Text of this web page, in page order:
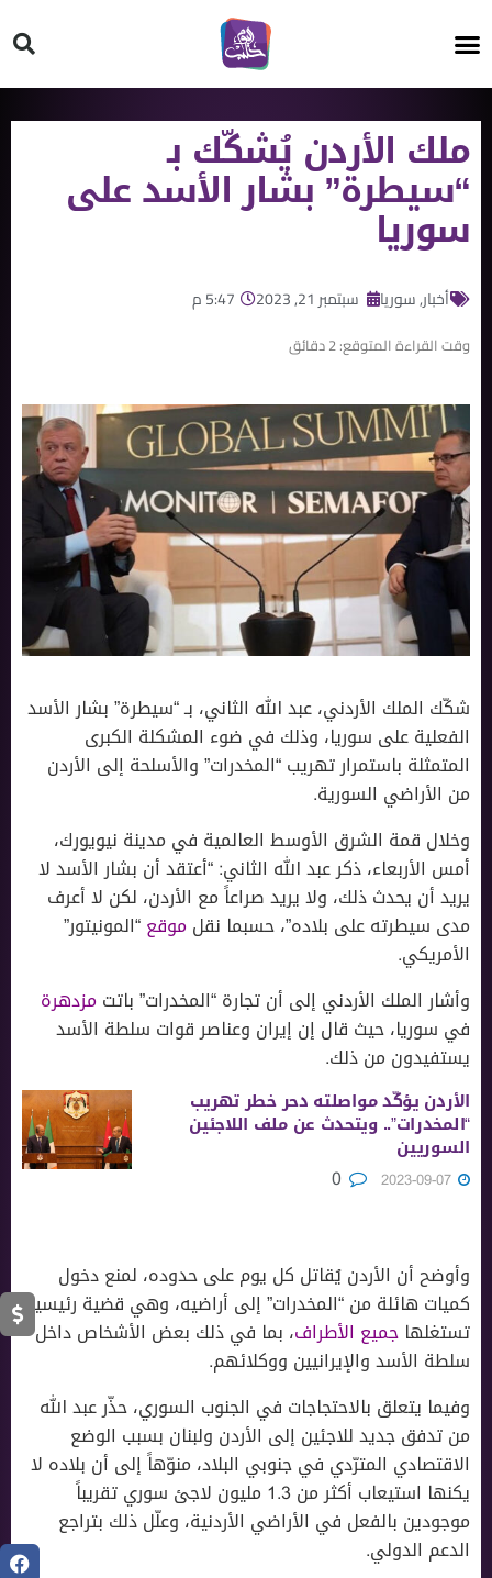
ملك الأردن يُشكّك بـ
“سيطرة” بشار الأسد على
سوريا
أخبار,سوريا سبتمبر 21, 2023 5:47 م
وقت القراءة المتوقع:2دقائق
شكّك الملك الأردني، عبد الله الثاني، بـ “سيطرة” بشار الأسد
الفعلية على سوريا، وذلك في ضوء المشكلة الكبرى
المتمثلة باستمرار تهريب “المخدرات” والأسلحة إلى الأردن
من الأراضي السورية.
وخلال قمة الشرق الأوسط العالمية في مدينة نيويورك،
أمس الأربعاء، ذكر عبد الله الثاني: “أعتقد أن بشار الأسد لا
يريد أن يحدث ذلك، ولا يريد صراعاً مع الأردن، لكن لا أعرف
مدى سيطرته على بلاده”، حسبما نقلموقع“المونيتور”
الأمريكي.
وأشار الملك الأردني إلى أن تجارة “المخدرات” باتتمزدهرة
في سوريا، حيث قال إن إيران وعناصر قوات سلطة الأسد
يستفيدون من ذلك.
الأردن يؤكّد مواصلته دحر خطر تهريب
“المخدرات”.. ويتحدث عن ملف اللاجئين
السوريين
وأوضح أن الأردن يُقاتل كل يوم على حدوده، لمنع دخول
كميات هائلة من “المخدرات” إلى أراضيه، وهي قضية رئيسية
تستغلها جميع الأطراف، بما في ذلك بعض الأشخاص داخل
سلطة الأسد والإيرانيين ووكلائهم.
وفيما يتعلق بالاحتجاجات في الجنوب السوري، حذّر عبد الله
من تدفق جديد للاجئين إلى الأردن ولبنان بسبب الوضع
الاقتصادي المترّدي في جنوبي البلاد، منوّهاً إلى أن بلاده لا
يكنها استيعاب أكثر من 1.3 مليون لاجئ سوري تقريباً
موجودين بالفعل في الأراضي الأردنية، وعلّل ذلك بتراجع
الدعم الدولي.